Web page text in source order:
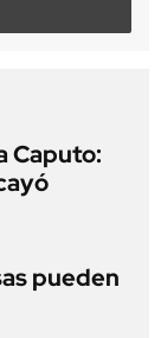
Caputo:
pueden